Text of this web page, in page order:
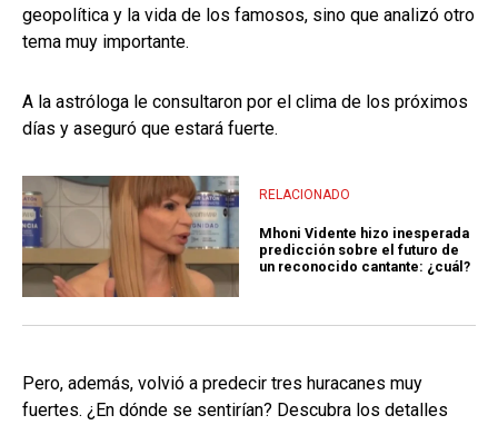
geopolítica y la vida de los famosos, sino que analizó otro
tema muy importante.
A la astróloga le consultaron por el clima de los próximos
días y aseguró que estará fuerte.
RELACIONADO
Mhoni Vidente hizo inesperada
predicción sobre el futuro de
un reconocido cantante: ¿cuál?
Pero, además, volvió a predecir tres huracanes muy
fuertes. ¿En dónde se sentirían? Descubra los detalles